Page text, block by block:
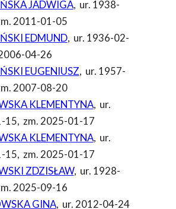
JADWIGA, ur. 1938-
2011-01-05
EDMUND, ur. 1936-02-
04-26
EUGENIUSZ, ur. 1957-
2007-08-20
KLEMENTYNA, ur.
15, zm. 2025-01-17
KLEMENTYNA, ur.
15, zm. 2025-01-17
ZDZISŁAW, ur. 1928-
2025-09-16
GINA, ur. 2012-04-24